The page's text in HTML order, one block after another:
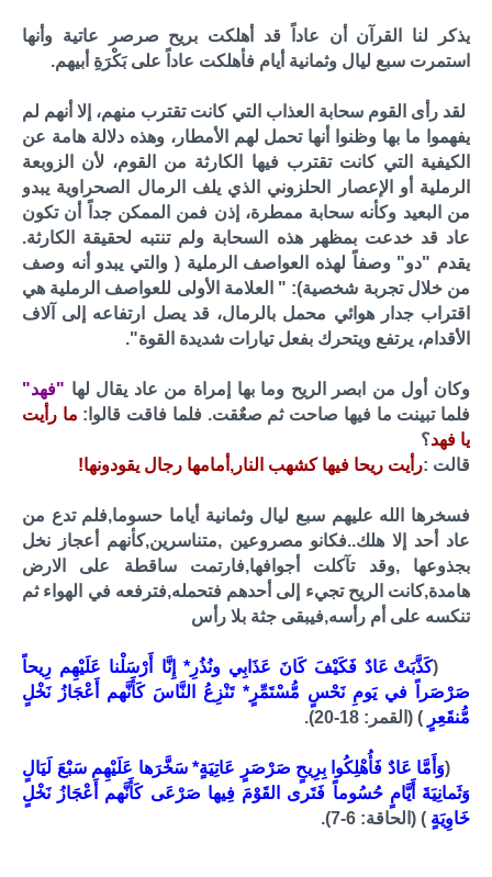
يذكر لنا القرآن أن عاداً قد أهلكت بريح صرصر عاتية وأنها
استمرت سبع ليال وثمانية أيام فأهلكت عاداً على بَكْرَةِ أبيهم.
لقد رأى القوم سحابة العذاب التي كانت تقترب منهم، إلا أنهم لم
يفهموا ما بها وظنوا أنها تحمل لهم الأمطار، وهذه دلالة هامة عن
الكيفية التي كانت تقترب فيها الكارثة من القوم، لأن الزوبعة
الرملية أو الإعصار الحلزوني الذي يلف الرمال الصحراوية يبدو
من البعيد وكأنه سحابة ممطرة، إذن فمن الممكن جداً أن تكون
عاد قد خدعت بمظهر هذه السحابة ولم تنتبه لحقيقة الكارثة.
يقدم "دو" وصفاً لهذه العواصف الرملية ( والتي يبدو أنه وصف
من خلال تجربة شخصية): " العلامة الأولى للعواصف الرملية هي
اقتراب جدار هوائي محمل بالرمال، قد يصل ارتفاعه إلى آلاف
الأقدام، يرتفع ويتحرك بفعل تيارات شديدة القوة".
وكان أول من ابصر الريح وما بها إمراة من عاد يقال لها "فهد"
فلما تبينت ما فيها صاحت ثم صعٌقت. فلما فاقت قالوا: ما رأيت
يا فهد؟
قالت :رأيت ريحا فيها كشهب النار,أمامها رجال يقودونها!
فسخرها الله عليهم سبع ليال وثمانية أياما حسوما,فلم تدع من
عاد أحد إلا هلك..فكانو مصروعين ,متناسرين,كأنهم أعجاز نخل
بجذوعها ,وقد تآكلت أجوافها,فارتمت ساقطة على الارض
هامدة,كانت الريح تجيء إلى أحدهم فتحمله,فترفعه في الهواء ثم
تنكسه على أم رأسه,فيبقى جثة بلا رأس
(كَذَّبَتْ عَادٌ فَكَيْفَ كَانَ عَذَابِي ونُذُرِ* إِنَّا أَرْسَلْنا عَلَيْهِم رِيحاً
صَرْصَراً في يَومِ نَحْسٍ مُّسْتَمِّرٍ* تَنْزِعُ النَّاسَ كَأَنَّهم أَعْجَازُ نَخْلٍ
مُّنقَعِرٍ ) (القمر: 18-20).
(وَأَمَّا عَادٌ فَأُهْلِكُوا بِرِيحٍ صَرْصَرٍ عَاتِيَةٍ* سَخَّرَها عَلَيْهِم سَبْعَ لَيَالٍ
وَثَمانِيَةَ أَيَّامٍ حُسُوماً فَتَرى القَوْمَ فِيها صَرْعَى كَأَنَّهم أَعْجَازُ نَخْلٍ
خَاوِيَةٍ ) (الحاقة: 6-7).